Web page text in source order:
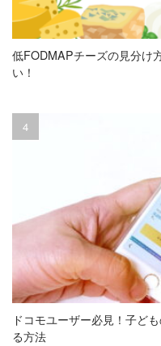
低FODMAPチーズの見分け
い！
ドコモユーザー必見！子ど
る方法